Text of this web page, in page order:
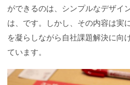
ができるのは、シンプルなデザイ
は、です。しかし、その内容は実
を凝らしながら自社課題解決に向
ています。